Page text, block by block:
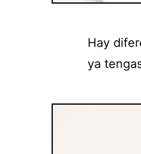
Hay
ya